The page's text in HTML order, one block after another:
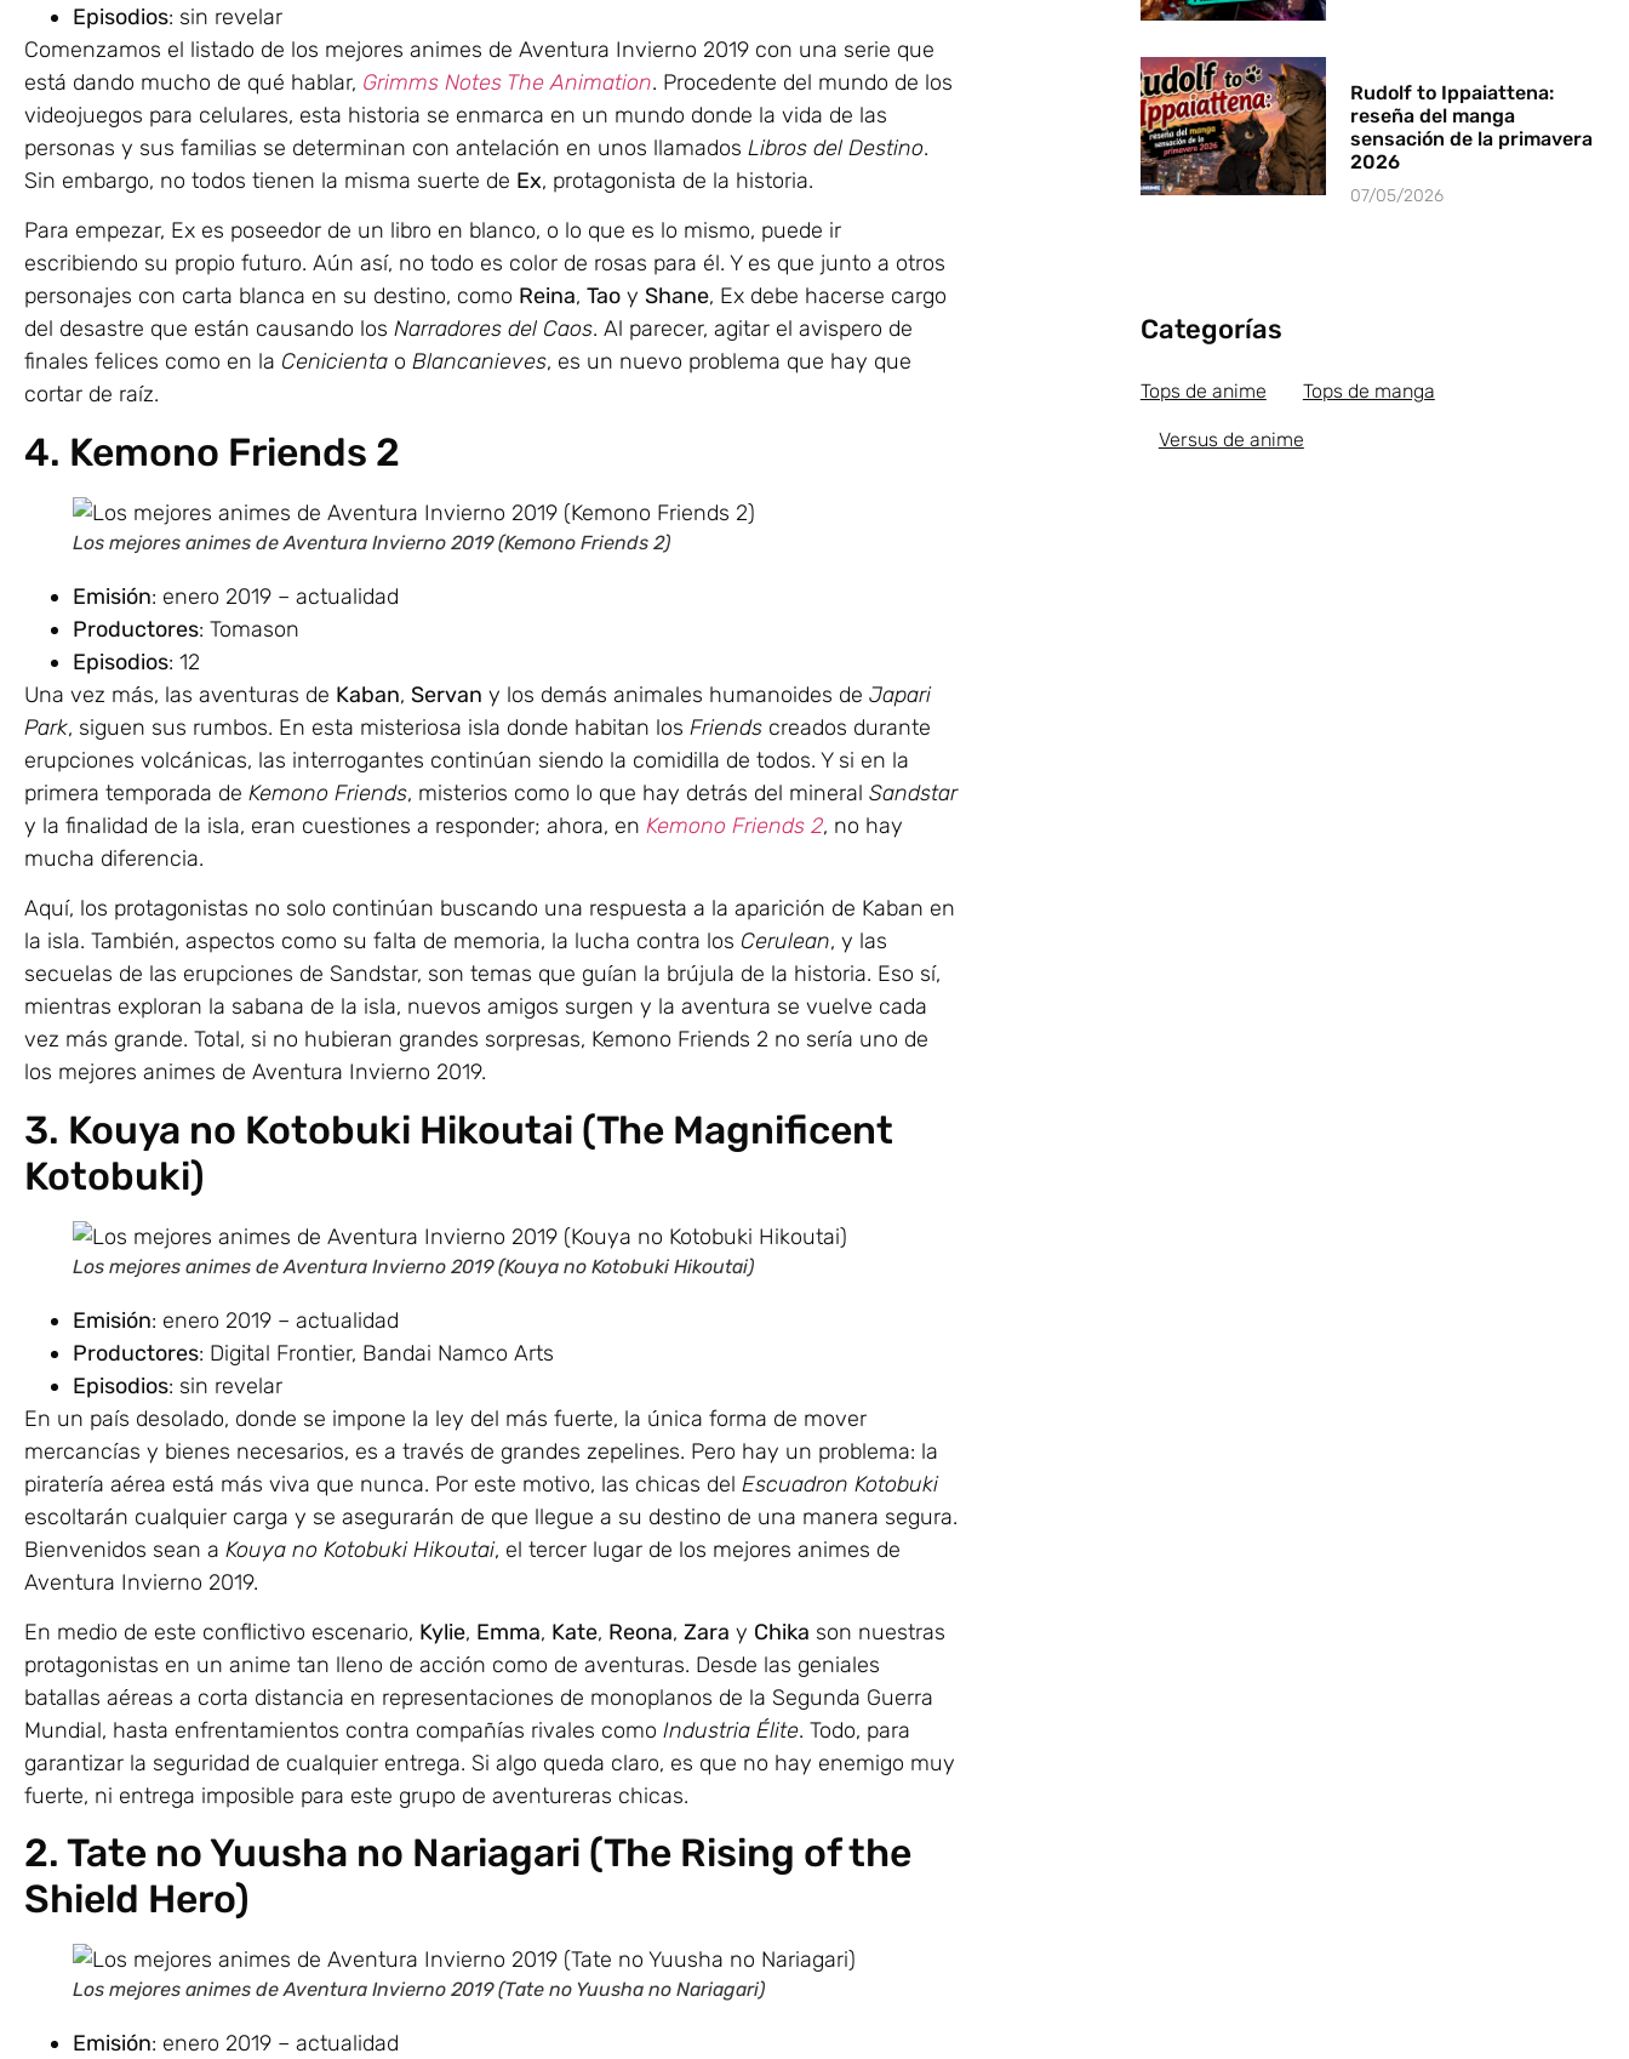
Episodios: sin revelar
Comenzamos el listado de los mejores animes de Aventura Invierno 2019 con una serie que
está dando mucho de qué hablar, Grimms Notes The Animation. Procedente del mundo de los
videojuegos para celulares, esta historia se enmarca en un mundo donde la vida de las
personas y sus familias se determinan con antelación en unos llamados Libros del Destino.
Sin embargo, no todos tienen la misma suerte de Ex, protagonista de la historia.
Para empezar, Ex es poseedor de un libro en blanco, o lo que es lo mismo, puede ir
escribiendo su propio futuro. Aún así, no todo es color de rosas para él. Y es que junto a otros
personajes con carta blanca en su destino, como Reina, Tao y Shane, Ex debe hacerse cargo
del desastre que están causando los Narradores del Caos. Al parecer, agitar el avispero de
finales felices como en la Cenicienta o Blancanieves, es un nuevo problema que hay que
cortar de raíz.
4. Kemono Friends 2
Los mejores animes de Aventura Invierno 2019 (Kemono Friends 2)
Emisión: enero 2019 – actualidad
Productores: Tomason
Episodios: 12
Una vez más, las aventuras de Kaban, Servan y los demás animales humanoides de Japari
Park, siguen sus rumbos. En esta misteriosa isla donde habitan los Friends creados durante
erupciones volcánicas, las interrogantes continúan siendo la comidilla de todos. Y si en la
primera temporada de Kemono Friends, misterios como lo que hay detrás del mineral Sandstar
y la finalidad de la isla, eran cuestiones a responder; ahora, en Kemono Friends 2, no hay
mucha diferencia.
Aquí, los protagonistas no solo continúan buscando una respuesta a la aparición de Kaban en
la isla. También, aspectos como su falta de memoria, la lucha contra los Cerulean, y las
secuelas de las erupciones de Sandstar, son temas que guían la brújula de la historia. Eso sí,
mientras exploran la sabana de la isla, nuevos amigos surgen y la aventura se vuelve cada
vez más grande. Total, si no hubieran grandes sorpresas, Kemono Friends 2 no sería uno de
los mejores animes de Aventura Invierno 2019.
3. Kouya no Kotobuki Hikoutai (The Magnificent
Kotobuki)
Los mejores animes de Aventura Invierno 2019 (Kouya no Kotobuki Hikoutai)
Emisión: enero 2019 – actualidad
Productores: Digital Frontier, Bandai Namco Arts
Episodios: sin revelar
En un país desolado, donde se impone la ley del más fuerte, la única forma de mover
mercancías y bienes necesarios, es a través de grandes zepelines. Pero hay un problema: la
piratería aérea está más viva que nunca. Por este motivo, las chicas del Escuadron Kotobuki
escoltarán cualquier carga y se asegurarán de que llegue a su destino de una manera segura.
Bienvenidos sean a Kouya no Kotobuki Hikoutai, el tercer lugar de los mejores animes de
Aventura Invierno 2019.
En medio de este conflictivo escenario, Kylie, Emma, Kate, Reona, Zara y Chika son nuestras
protagonistas en un anime tan lleno de acción como de aventuras. Desde las geniales
batallas aéreas a corta distancia en representaciones de monoplanos de la Segunda Guerra
Mundial, hasta enfrentamientos contra compañías rivales como Industria Élite. Todo, para
garantizar la seguridad de cualquier entrega. Si algo queda claro, es que no hay enemigo muy
fuerte, ni entrega imposible para este grupo de aventureras chicas.
2. Tate no Yuusha no Nariagari (The Rising of the
Shield Hero)
Los mejores animes de Aventura Invierno 2019 (Tate no Yuusha no Nariagari)
Emisión: enero 2019 – actualidad
Rudolf to Ippaiattena:
reseña del manga
sensación de la primavera
2026
07/05/2026
Categorías
Tops de anime Tops de manga
Versus de anime